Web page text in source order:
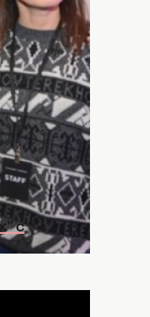
Собчак
с